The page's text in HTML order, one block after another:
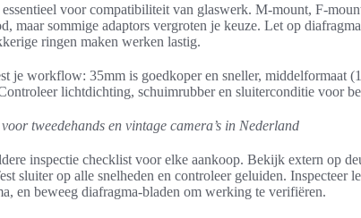
voor compatibiliteit van glaswerk. M-mount, F-
maar sommige adaptors vergroten je keuze. Let op
ringen maken werken lastig.
je workflow: 35mm is goedkoper en sneller, middelformaat
lichtdichting, schuimrubber en sluiterconditie voor
tweedehands en vintage camera’s in Nederland
inspectie checklist voor elke aankoop. Bekijk extern op
sluiter op alle snelheden en controleer geluiden. Inspecteer
en beweeg diafragma-bladen om werking te verifiëren.